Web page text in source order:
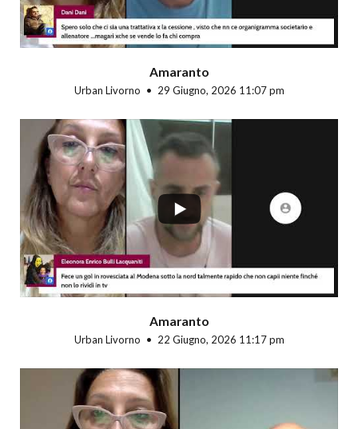
Amaranto
Urban Livorno 29 Giugno, 2026 11:07 pm
Amaranto
Urban Livorno 22 Giugno, 2026 11:17 pm